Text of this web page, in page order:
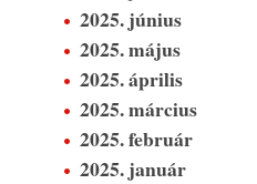
2025. június
2025. május
2025. április
2025. március
2025. február
2025. január